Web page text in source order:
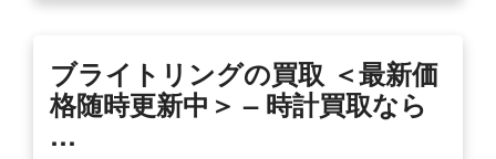
ブライトリングの買取 ＜最新価
格随時更新中＞ – 時計買取なら
…